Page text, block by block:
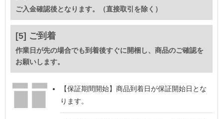
ご入金確認後となります。（直接取引を除く）
[5] ご到着
作業日が先の場合でも到着後すぐに開梱し、商品のご確認を
お願いします。
【保証期間開始】 商品到着日が保証開始日とな
ります。